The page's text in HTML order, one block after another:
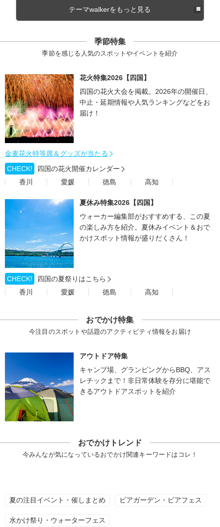
テーマwalkerをもっと見る
季節特集
季節を感じる人気のスポットやイベントを紹介
花火特集2026【四国】
四国の花火大会を掲載。2026年の開催日、
中止・延期情報や人気ランキングなどをお
届け！
金麦花火特等席＆グッズが当たる
CHECK!
四国の花火開催カレンダー
香川
愛媛 徳島 高知
夏休み特集2026【四国】
ウォーカー編集部がおすすめする、この夏
の楽しみ方を紹介。夏休みイベント＆おで
かけスポット情報が盛りだくさん！
CHECK!
四国の夏祭りはこちら
香川
愛媛 徳島 高知
おでかけ特集
今注目のスポットや話題のアクティビティ情報をお届け
アウトドア特集
キャンプ場、グランピングからBBQ、アス
レチックまで！非日常体験を存分に堪能で
きるアウトドアスポットを紹介
おでかけトレンド
今みんなが気になっているおでかけ関連キーワードはコレ！
夏の注目イベント・催しまとめ ビアガーデン・ビアフェス
水かけ祭り・ウォーターフェス